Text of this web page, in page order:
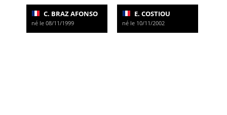
C. BRAZ AFONSO
né le 08/11/1999
E. COSTIOU
né le 10/11/2002